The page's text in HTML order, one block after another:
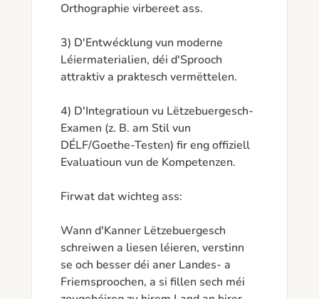
Orthographie virbereet ass.
3) D'Entwécklung vun moderne
Léiermaterialien, déi d'Sprooch
attraktiv a praktesch vermëttelen.
4) D'Integratioun vu Lëtzebuergesch-
Examen (z. B. am Stil vun
DÉLF/Goethe-Testen) fir eng offiziell
Evaluatioun vun de Kompetenzen.
Firwat dat wichteg ass:
Wann d'Kanner Lëtzebuergesch
schreiwen a liesen léieren, verstinn
se och besser déi aner Landes- a
Friemsproochen, a si fillen sech méi